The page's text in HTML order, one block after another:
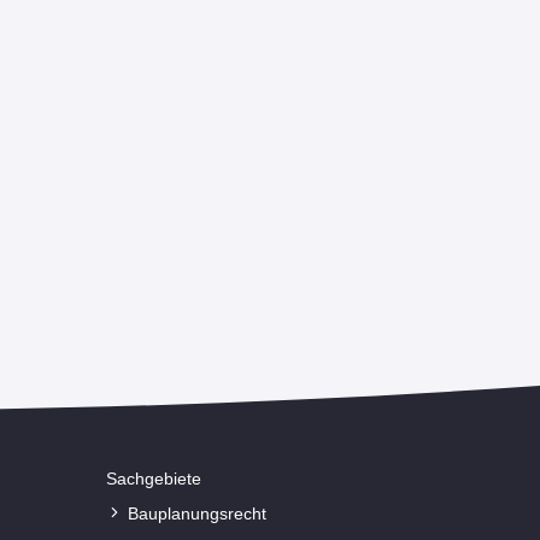
Sachgebiete
Bauplanungsrecht